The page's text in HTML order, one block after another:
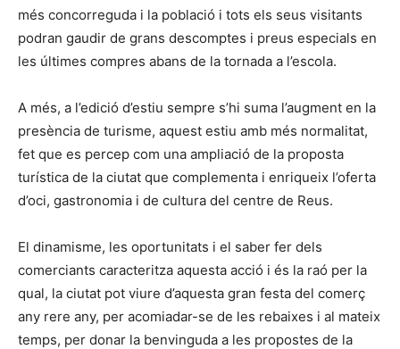
més concorreguda i la població i tots els seus visitants
podran gaudir de grans descomptes i preus especials en
les últimes compres abans de la tornada a l’escola.
A més, a l’edició d’estiu sempre s’hi suma l’augment en la
presència de turisme, aquest estiu amb més normalitat,
fet que es percep com una ampliació de la proposta
turística de la ciutat que complementa i enriqueix l’oferta
d’oci, gastronomia i de cultura del centre de Reus.
El dinamisme, les oportunitats i el saber fer dels
comerciants caracteritza aquesta acció i és la raó per la
qual, la ciutat pot viure d’aquesta gran festa del comerç
any rere any, per acomiadar-se de les rebaixes i al mateix
temps, per donar la benvinguda a les propostes de la